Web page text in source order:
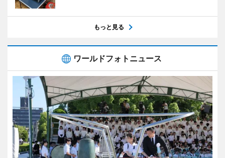
もっと見る
ワールドフォトニュース